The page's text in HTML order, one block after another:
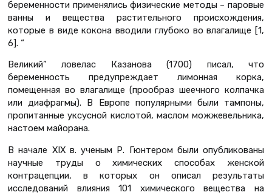
беременности применялись физические методы – паровые
ванны и вещества растительного происхождения,
которые в виде кокона вводили глубоко во влагалище [1,
6]. “
Великий” ловелас Казанова (1700) писал, что
беременность предупреждает лимонная корка,
помещенная во влагалище (прообраз шеечного колпачка
или диафрагмы). В Европе популярными были тампоны,
пропитанные уксусной кислотой, маслом можжевельника,
настоем майорана.
В начале XIX в. ученым Р. Гюнтером были опубликованы
научные труды о химических способах женской
контрацепции, в которых он описал результаты
исследований влияния 101 химического вещества на